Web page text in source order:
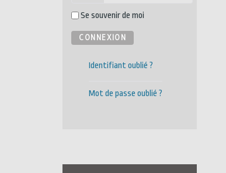
Se souvenir de moi
CONNEXION
Identifiant oublié ?
Mot de passe oublié ?